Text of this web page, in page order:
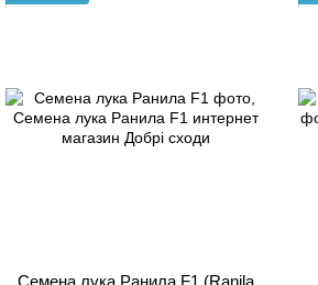
Семена лука Ранила F1 (Ranila